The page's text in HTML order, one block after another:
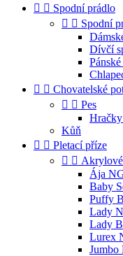
  Spodní prádlo
  Spodní
Dívčí
  Chovatelské
  Pes
Kůň
  Pletací příze
 
Ája
Baby
Puffy
Lady
Lady
Lurex